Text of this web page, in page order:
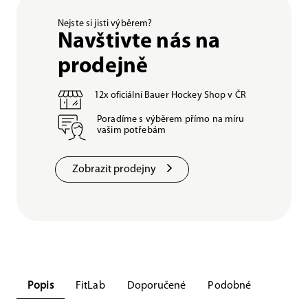
Nejste si jisti výběrem?
Navštivte nás na
prodejně
12x oficiální Bauer Hockey Shop v ČR
Poradíme s výběrem přímo na míru
vašim potřebám
Zobrazit prodejny
Popis FitLab Doporučené Podobné